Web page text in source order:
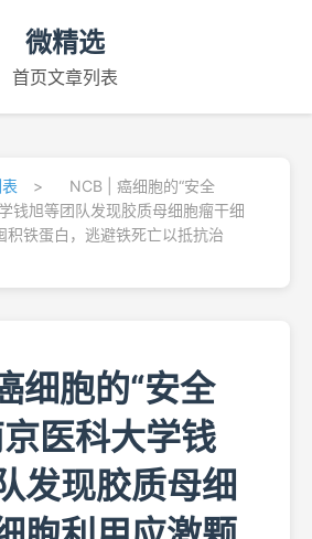
微精选
首页文章列表
>
NCB | 癌细胞的“安全
钱旭等团队发现胶质母细胞瘤干细
积铁蛋白，逃避铁死亡以抵抗治
细胞的“安全
医科大学钱
发现胶质母细